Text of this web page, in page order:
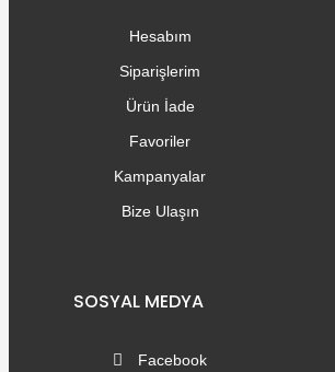
Hesabım
Siparişlerim
Ürün İade
Favoriler
Kampanyalar
Bize Ulaşın
SOSYAL MEDYA
Facebook